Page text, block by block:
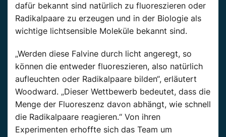
dafür bekannt sind natürlich zu fluoreszieren oder
Radikalpaare zu erzeugen und in der Biologie als
wichtige lichtsensible Moleküle bekannt sind.
„Werden diese Falvine durch licht angeregt, so
können die entweder fluoreszieren, also natürlich
aufleuchten oder Radikalpaare bilden“, erläutert
Woodward. „Dieser Wettbewerb bedeutet, dass die
Menge der Fluoreszenz davon abhängt, wie schnell
die Radikalpaare reagieren.“ Von ihren
Experimenten erhoffte sich das Team um